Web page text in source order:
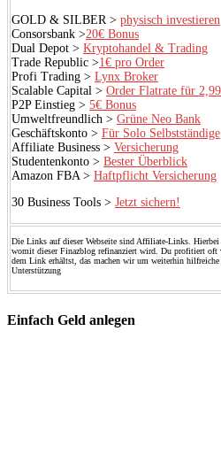
GOLD & SILBER > physisch investieren
Consorsbank >20€ Bonus
Dual Depot > Kryptohandel & Trading
Trade Republic >1€ pro Order
Profi Trading > Lynx Broker
Scalable Capital > Order Flatrate für
P2P Einstieg > 5€ Bonus
Umweltfreundlich > Grüne Neo Bank
Geschäftskonto > Für Solo Selbstständige
Affiliate Business > Versicherung
Studentenkonto > Bester Überblick
Amazon FBA > Haftpflicht Versicherung
30 Business Tools > Jetzt sichern!
Die Links auf dieser Webseite sind Affiliate-Links.
womit dieser Finazblog refinanziert wird. Du profitiert oft
dem Link erhältst, das machen wir um weiterhin
Unterstützung
Einfach Geld anlegen